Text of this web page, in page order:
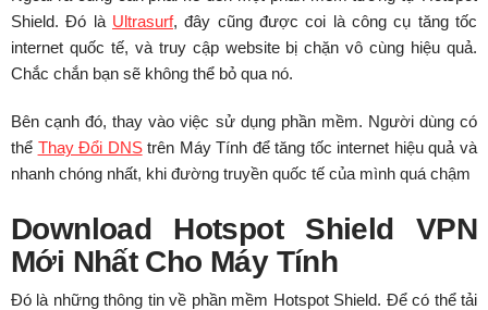
Shield. Đó là Ultrasurf, đây cũng được coi là công cụ tăng tốc
internet quốc tế, và truy cập website bị chặn vô cùng hiệu quả.
Chắc chắn bạn sẽ không thể bỏ qua nó.
Bên cạnh đó, thay vào việc sử dụng phần mềm. Người dùng có
thể Thay Đổi DNStrên Máy Tính để tăng tốc internet hiệu quả và
nhanh chóng nhất, khi đường truyền quốc tế của mình quá chậm
Download Hotspot Shield VPN
Mới Nhất Cho Máy Tính
Đó là những thông tin về phần mềm Hotspot Shield. Để có thể tải